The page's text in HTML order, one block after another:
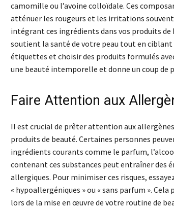
camomille ou l’avoine colloïdale. Ces
atténuer les rougeurs et les irritations
intégrant ces ingrédients dans vos produits
soutient la santé de votre peau tout en ciblant
étiquettes et choisir des produits formulés
une beauté intemporelle et donne un coup de
Faire Attention aux
Il est crucial de prêter attention aux
produits de beauté. Certaines personnes
ingrédients courants comme le parfum,
contenant ces substances peut entraîner des
allergiques. Pour minimiser ces risques,
« hypoallergéniques » ou « sans parfum ».
lors de la mise en œuvre de votre routine de